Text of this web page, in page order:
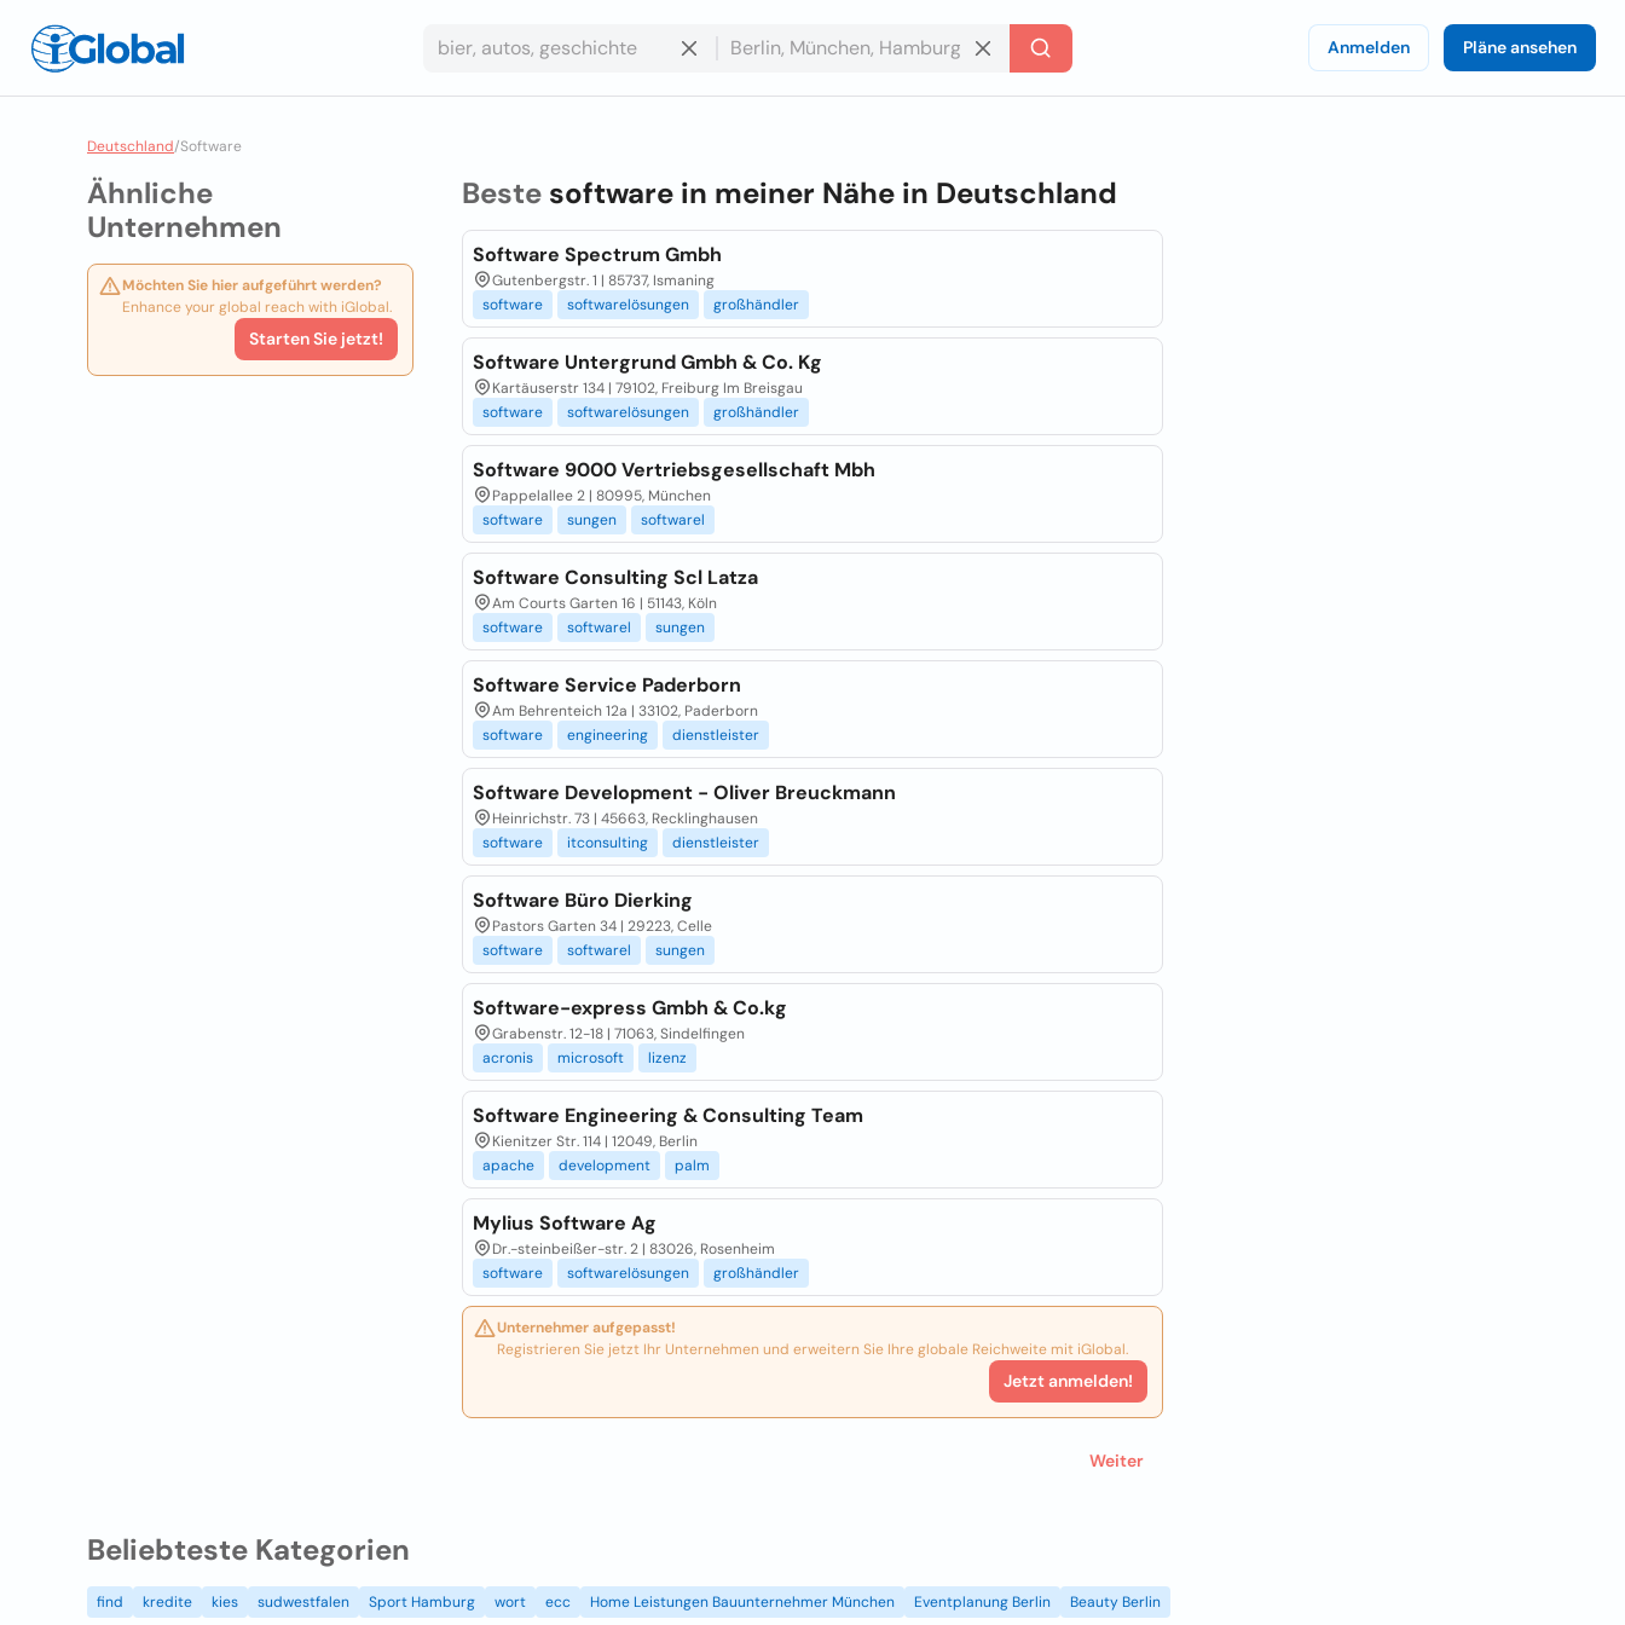
Anmelden Pläne ansehen
Deutschland/Software
Ähnliche
Unternehmen
Möchten Sie hier aufgeführt werden?
Enhance your global reach with iGlobal.
Starten Sie jetzt!
Beste software in meiner Nähe in Deutschland
Software Spectrum Gmbh
Gutenbergstr. 1 | 85737, Ismaning
software
softwarelösungen großhändler
Software Untergrund Gmbh & Co. Kg
Kartäuserstr 134 | 79102, Freiburg Im Breisgau
software
softwarelösungen großhändler
Software 9000 Vertriebsgesellschaft Mbh
Pappelallee 2 | 80995, München
software
sungen softwarel
Software Consulting Scl Latza
Am Courts Garten 16 | 51143, Köln
software
softwarel sungen
Software Service Paderborn
Am Behrenteich 12a | 33102, Paderborn
software
engineering dienstleister
Software Development - Oliver Breuckmann
Heinrichstr. 73 | 45663, Recklinghausen
software
itconsulting dienstleister
Software Büro Dierking
Pastors Garten 34 | 29223, Celle
software
softwarel sungen
Software-express Gmbh & Co.kg
Grabenstr. 12-18 | 71063, Sindelfingen
acronis
microsoft lizenz
Software Engineering & Consulting Team
Kienitzer Str. 114 | 12049, Berlin
apache
development palm
Mylius Software Ag
Dr.-steinbeißer-str. 2 | 83026, Rosenheim
software
softwarelösungen großhändler
Unternehmer aufgepasst!
Registrieren Sie jetzt Ihr Unternehmen und erweitern Sie Ihre globale Reichweite mit iGlobal.
Jetzt anmelden!
Weiter
Beliebteste Kategorien
find kredite kies sudwestfalen Sport Hamburg wort ecc Home Leistungen Bauunternehmer München Eventplanung Berlin Beauty Berlin